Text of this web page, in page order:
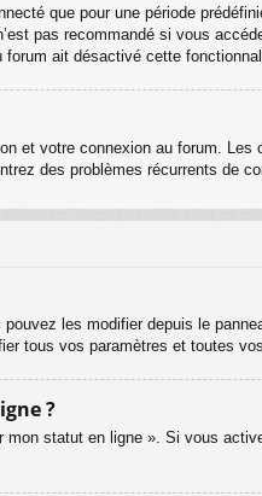
que pour une période
pas recommandé si vous
forum ait désactivé cette
votre connexion au forum.
des problèmes récurrents de
les modifier depuis le
tous vos paramètres et toutes
?
statut en ligne ». Si vous